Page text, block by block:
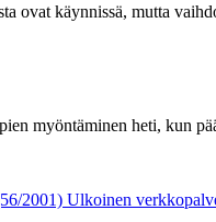
ovat käynnissä, mutta
myöntäminen heti, kun
2001) Ulkoinen